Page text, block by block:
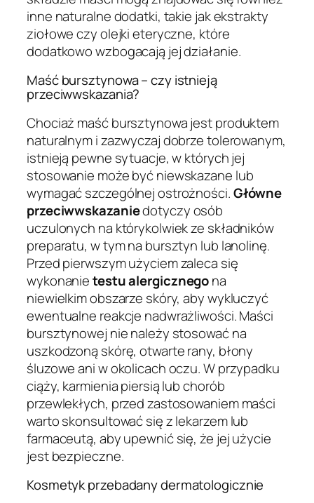
inne naturalne dodatki, takie jak ekstrakty
ziołowe czy olejki eteryczne, które
dodatkowo wzbogacają jej działanie.
Maść bursztynowa – czy istnieją
przeciwwskazania?
Chociaż maść bursztynowa jest produktem
naturalnym i zazwyczaj dobrze tolerowanym,
istnieją pewne sytuacje, w których jej
stosowanie może być niewskazane lub
wymagać szczególnej ostrożności.Główne
przeciwwskazaniedotyczy osób
uczulonych na którykolwiek ze składników
preparatu, w tym na bursztyn lub lanolinę.
Przed pierwszym użyciem zaleca się
wykonanietestu alergicznegona
niewielkim obszarze skóry, aby wykluczyć
ewentualne reakcje nadwrażliwości. Maści
bursztynowej nie należy stosować na
uszkodzoną skórę, otwarte rany, błony
śluzowe ani w okolicach oczu. W przypadku
ciąży, karmienia piersią lub chorób
przewlekłych, przed zastosowaniem maści
warto skonsultować się z lekarzem lub
farmaceutą, aby upewnić się, że jej użycie
jest bezpieczne.
Kosmetyk przebadany dermatologicznie